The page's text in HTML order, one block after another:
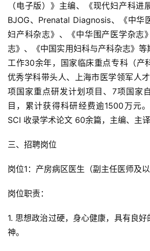
（电子版）》主编、《现代妇产科进
BJOG、Prenatal Diagnosis、《中华
妇产科杂志》、《中华围产医学杂志
志》、《中国实用妇科与产科杂志》
工作30余年，国家临床重点专科（产
优秀学科带头人、上海市医学领军人
项国家重点研发计划项目、7项国家
目，累计获得科研经费逾1500万元
SCI 收录学术论文 60余篇，主编、主译
三、招聘岗位
岗位1：产房病区医生（副主任医师及以
岗位职责：
1. 思想政治过硬，身心健康，具有良
神。